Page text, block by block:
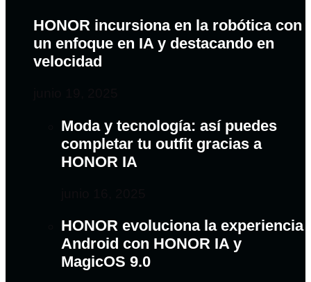
HONOR incursiona en la robótica con
un enfoque en IA y destacando en
velocidad
Moda y tecnología: así puedes
completar tu outfit gracias a
HONOR IA
HONOR evoluciona la experiencia
Android con HONOR IA y
MagicOS 9.0